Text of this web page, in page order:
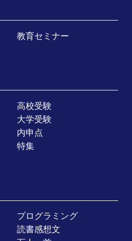
教育セミナー
高校受験
大学受験
内申点
特集
プログラミング
読書感想文